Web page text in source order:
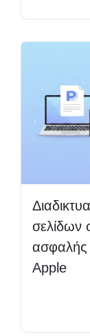
σελίδων
ασφαλής
Apple